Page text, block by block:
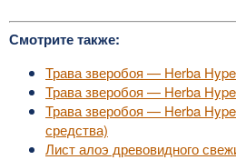
Смотрите также:
Трава зверобоя — Herba
Трава зверобоя — Herba
Трава зверобоя — Herba
средства)
Лист алоэ древовидного